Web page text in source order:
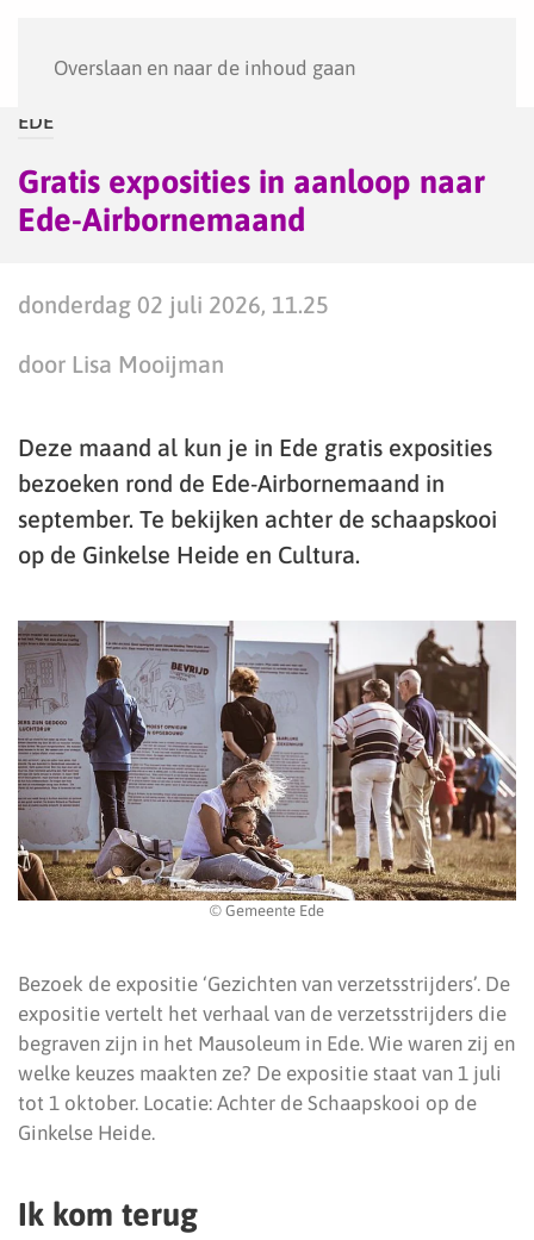
Overslaan en naar de inhoud gaan
EDE
Gratis exposities in aanloop naar
Ede-Airbornemaand
donderdag 02 juli 2026, 11.25
door Lisa Mooijman
Deze maand al kun je in Ede gratis exposities
bezoeken rond de Ede-Airbornemaand in
september. Te bekijken achter de schaapskooi
op de Ginkelse Heide en Cultura.
© Gemeente Ede
Bezoek de expositie ‘Gezichten van verzetsstrijders’. De
expositie vertelt het verhaal van de verzetsstrijders die
begraven zijn in het Mausoleum in Ede. Wie waren zij en
welke keuzes maakten ze? De expositie staat van 1 juli
tot 1 oktober. Locatie: Achter de Schaapskooi op de
Ginkelse Heide.
Ik kom terug